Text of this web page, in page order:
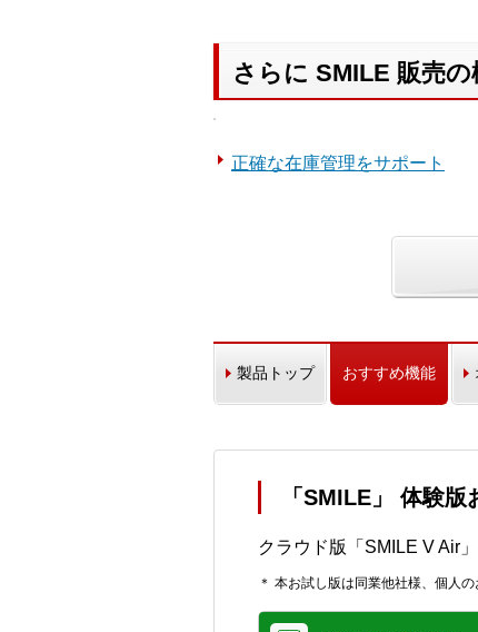
さらに SMILE 販売
正確な在庫管理をサポート
製品トップ おすすめ機能
「SMILE」 体験版
クラウド版「SMILE V Air
＊ 本お試し版は同業他社様、個人